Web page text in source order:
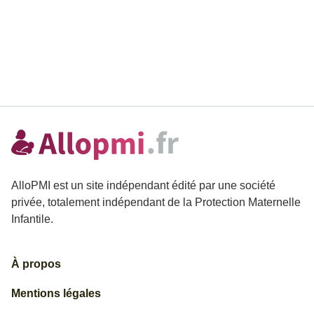
AlloPMI est un site indépendant édité par une société
privée, totalement indépendant de la Protection Maternelle
Infantile.
À propos
Mentions légales